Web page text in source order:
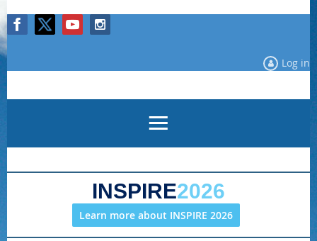
Log in
INSPIRE2026
Learn more about INSPIRE 2026